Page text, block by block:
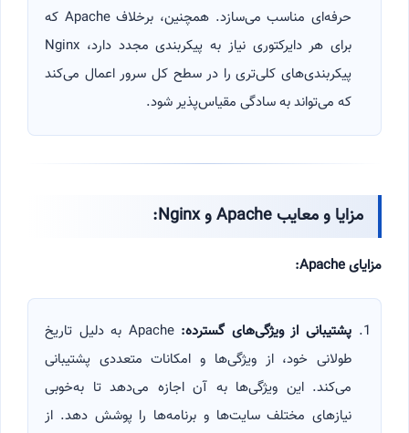
حرفه‌ای مناسب می‌سازد. همچنین، برخلاف Apache که
برای هر دایرکتوری نیاز به پیکربندی مجدد دارد، Nginx
پیکربندی‌های کلی‌تری را در سطح کل سرور اعمال می‌کند
که می‌تواند به سادگی مقیاس‌پذیر شود.
مزایا و معایب وNginx:
مزایای
پشتیبانی از ویژگی‌های گسترده:
Apache به دلیل تاریخ
طولانی خود، از ویژگی‌ها و امکانات متعددی پشتیبانی
می‌کند. این ویژگی‌ها به آن اجازه می‌دهد تا به‌خوبی
نیازهای مختلف سایت‌ها و برنامه‌ها را پوشش دهد. از